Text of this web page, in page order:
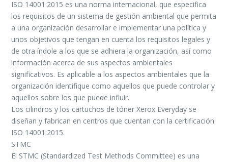
ISO 14001:2015 es una norma internacional, que especifica
los requisitos de un sistema de gestión ambiental que permita
a una organización desarrollar e implementar una política y
unos objetivos que tengan en cuenta los requisitos legales y
de otra índole a los que se adhiera la organización, así como
información acerca de sus aspectos ambientales
significativos. Es aplicable a los aspectos ambientales que la
organización identifique como aquellos que puede controlar y
aquellos sobre los que puede influir.
Los cilindros y los cartuchos de tóner Xerox Everyday se
diseñan y fabrican en centros que cuentan con la certificación
ISO 14001:2015.
STMC
El STMC (Standardized Test Methods Committee) es una